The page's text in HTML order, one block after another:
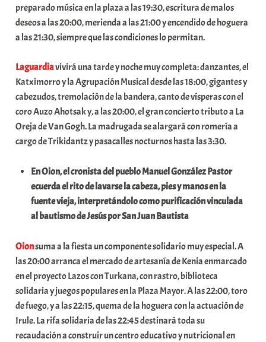
preparado música en la plaza a las 19:30, escritura de malos
deseos a las 20:00, merienda a las 21:00 y encendido de hoguera
a las 21:30, siempre que las condiciones lo permitan.
Laguardiavivirá una tarde y noche muy completa: danzantes, el
Katximorro y la Agrupación Musical desde las 18:00, gigantes y
cabezudos, tremolación de la bandera, canto de vísperas con el
coro Auzo Ahotsak y, a las 20:00, el gran concierto tributo a La
Oreja de Van Gogh. La madrugada se alargará con romería a
cargo de Trikidantz y pasacalles nocturnos hasta las 3:30.
En Oion, el cronista del pueblo Manuel González Pastor
ecuerda el rito de lavarse la cabeza, pies y manos en la
fuente vieja, interpretándolo como purificación vinculada
al bautismo de Jesús por San Juan Bautista
Oionsuma a la fiesta un componente solidario muy especial. A
las 20:00 arranca el mercado de artesanía de Kenia enmarcado
en el proyecto Lazos con Turkana, con rastro, biblioteca
solidaria y juegos populares en la Plaza Mayor. A las 22:00, toro
de fuego, y a las 22:15, quema de la hoguera con la actuación de
Irule. La rifa solidaria de las 22:45 destinará toda su
recaudación a construir un centro educativo y nutricional en